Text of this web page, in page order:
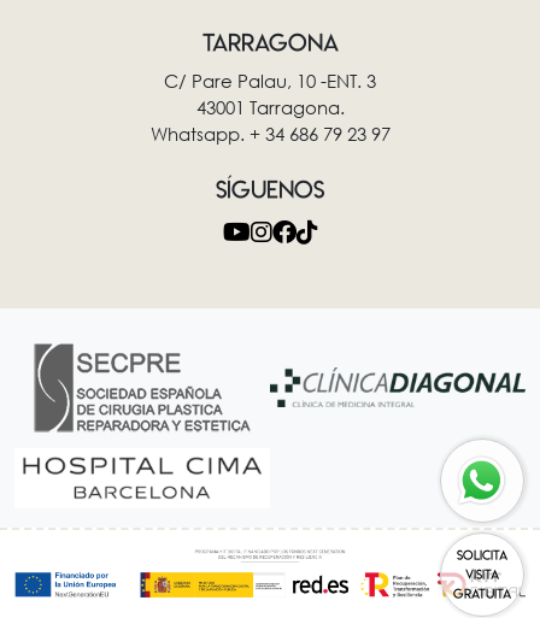
TARRAGONA
C/ Pare Palau, 10 -ENT. 3
43001 Tarragona.
Whatsapp. + 34 686 79 23 97
SÍGUENOS
SOLICITA
VISITA
GRATUITA